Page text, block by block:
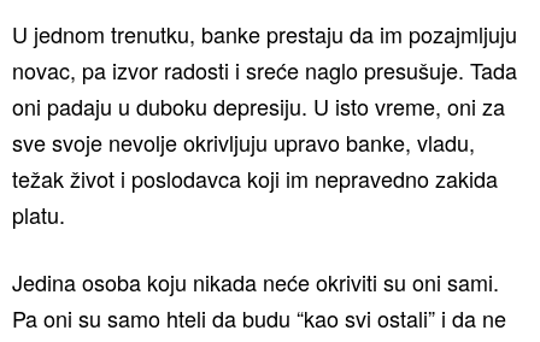
U jednom trenutku, banke prestaju da im pozajmljuju
novac, pa izvor radosti i sreće naglo presušuje. Tada
oni padaju u duboku depresiju. U isto vreme, oni za
sve svoje nevolje okrivljuju upravo banke, vladu,
težak život i poslodavca koji im nepravedno zakida
platu.
Jedina osoba koju nikada neće okriviti su oni sami.
Pa oni su samo hteli da budu “kao svi ostali” i da ne